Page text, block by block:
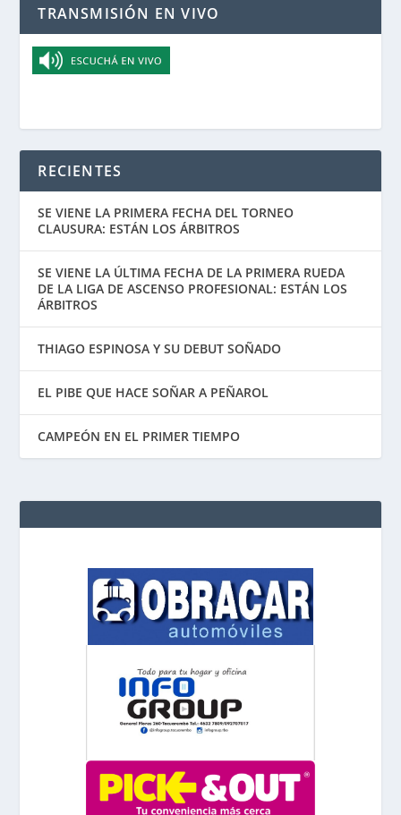
TRANSMISIÓN EN VIVO
RECIENTES
SE VIENE LA PRIMERA FECHA DEL TORNEO
CLAUSURA: ESTÁN LOS ÁRBITROS
SE VIENE LA ÚLTIMA FECHA DE LA PRIMERA RUEDA
DE LA LIGA DE ASCENSO PROFESIONAL: ESTÁN LOS
ÁRBITROS
THIAGO ESPINOSA Y SU DEBUT SOÑADO
EL PIBE QUE HACE SOÑAR A PEÑAROL
CAMPEÓN EN EL PRIMER TIEMPO